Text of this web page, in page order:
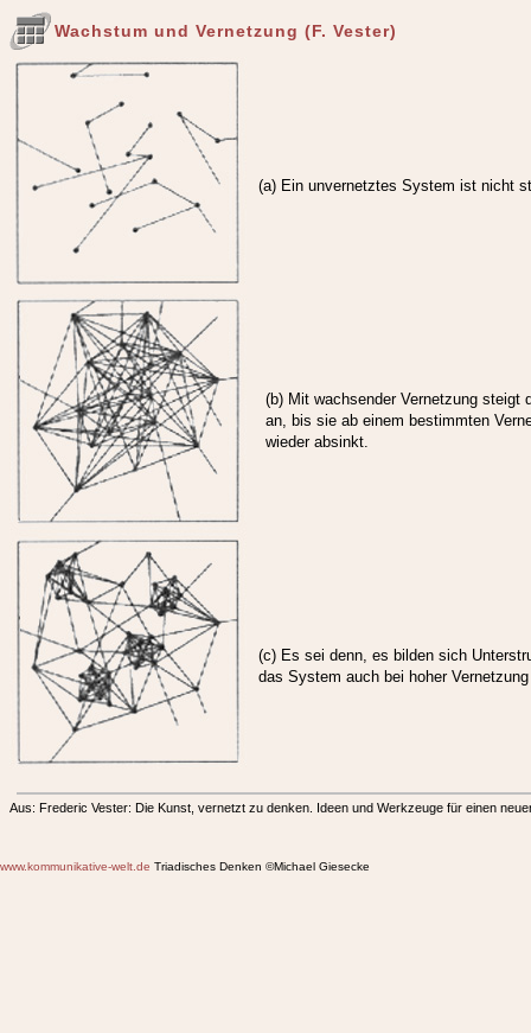
Wachstum und Vernetzung (F. Vester)
(a) Ein unvernetztes System ist nicht
(b) Mit wachsender Vernetzung steigt
an, bis sie ab einem bestimmten
wieder absinkt.
(c) Es sei denn, es bilden sich
das System auch bei hoher
Aus: Frederic Vester: Die Kunst, vernetzt zu denken. Ideen und Werkzeuge für einen
www.kommunikative-welt.de Triadisches Denken ©Michael Giesecke